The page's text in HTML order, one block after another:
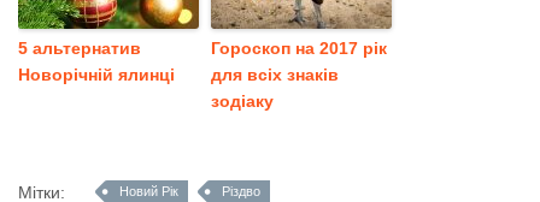
5 альтернатив
Новорічній ялинці
Гороскоп на 2017 рік
для всіх знаків
зодіаку
Мітки: Новий Рік Різдво